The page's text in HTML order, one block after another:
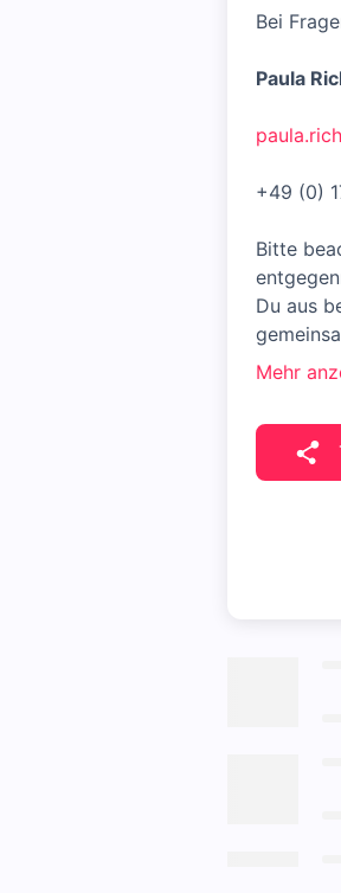
Bei
Paula
+49 (0)
Bitte
Du aus
Mehr